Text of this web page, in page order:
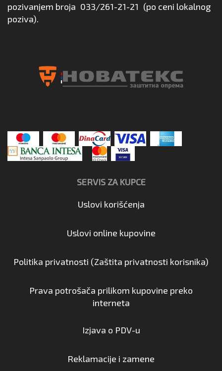
pozivanjem broja 033/261-21-21 (po ceni lokalnog
poziva).
SERVIS ZA KUPCE
Uslovi korišćenja
Uslovi online kupovine
Politika privatnosti (Zaštita privatnosti korisnika)
Prava potrošača prilikom kupovine preko
interneta
Izjava o PDV-u
Reklamacije i zamene